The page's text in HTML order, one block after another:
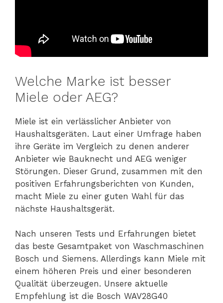
Welche Marke ist besser
Miele oder AEG?
Miele ist ein verlässlicher Anbieter von
Haushaltsgeräten. Laut einer Umfrage haben
ihre Geräte im Vergleich zu denen anderer
Anbieter wie Bauknecht und AEG weniger
Störungen. Dieser Grund, zusammen mit den
positiven Erfahrungsberichten von Kunden,
macht Miele zu einer guten Wahl für das
nächste Haushaltsgerät.
Nach unseren Tests und Erfahrungen bietet
das beste Gesamtpaket von Waschmaschinen
Bosch und Siemens. Allerdings kann Miele mit
einem höheren Preis und einer besonderen
Qualität überzeugen. Unsere aktuelle
Empfehlung ist die Bosch WAV28G40